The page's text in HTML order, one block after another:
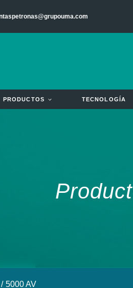
PRODUCTOS TECNOLOGÍA
5000 AV